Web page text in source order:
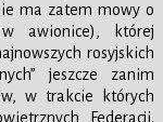
ma zatem mowy o
w awionice), której
rosyjskich
jeszcze zanim
w trakcie których
Federacji.